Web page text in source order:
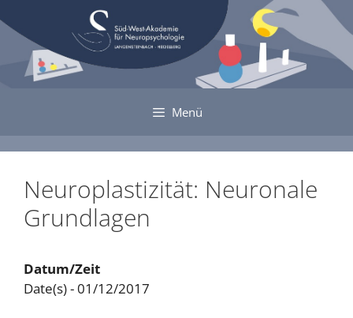
Inhalt
springen
Menü
Neuroplastizität: Neuronale
Grundlagen
Datum/Zeit
Date(s) - 01/12/2017